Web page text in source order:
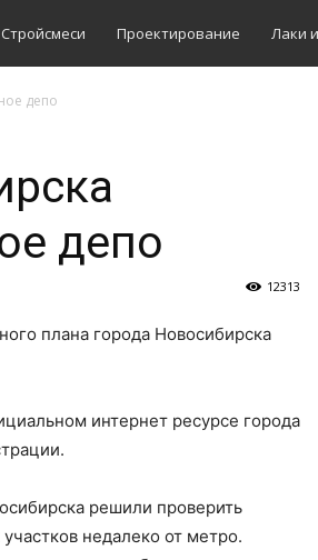
Стройсмеси Проектирование Лаки
депо
депо
12313
плана города Новосибирска
интернет ресурсе города
решили проверить
недалеко от метро.